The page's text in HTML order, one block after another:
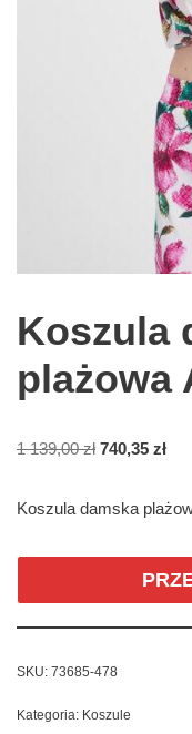
Koszula
plażowa
1 139,00zł 740,35 zł
Koszula damska
SKU: 73685-478
Kategoria: Koszule